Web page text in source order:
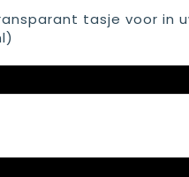
tasje voor in